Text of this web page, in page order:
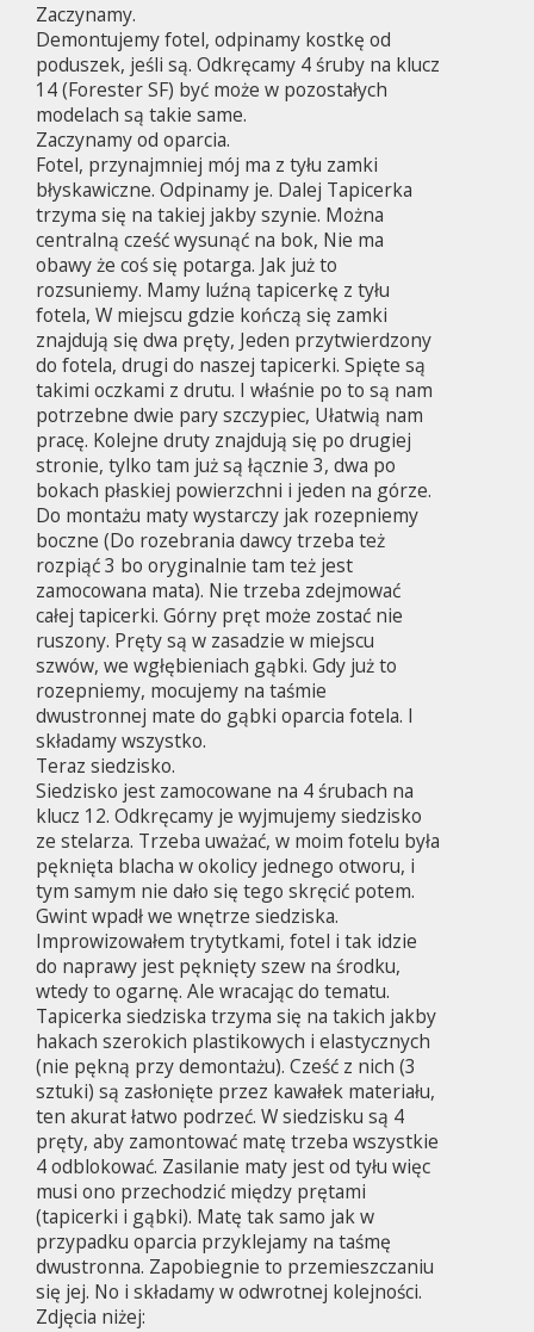
Zaczynamy.
Demontujemy fotel, odpinamy kostkę od
poduszek, jeśli są. Odkręcamy 4 śruby na klucz
14 (Forester SF) być może w pozostałych
modelach są takie same.
Zaczynamy od oparcia.
Fotel, przynajmniej mój ma z tyłu zamki
błyskawiczne. Odpinamy je. Dalej Tapicerka
trzyma się na takiej jakby szynie. Można
centralną cześć wysunąć na bok, Nie ma
obawy że coś się potarga. Jak już to
rozsuniemy. Mamy luźną tapicerkę z tyłu
fotela, W miejscu gdzie kończą się zamki
znajdują się dwa pręty, Jeden przytwierdzony
do fotela, drugi do naszej tapicerki. Spięte są
takimi oczkami z drutu. I właśnie po to są nam
potrzebne dwie pary szczypiec, Ułatwią nam
pracę. Kolejne druty znajdują się po drugiej
stronie, tylko tam już są łącznie 3, dwa po
bokach płaskiej powierzchni i jeden na górze.
Do montażu maty wystarczy jak rozepniemy
boczne (Do rozebrania dawcy trzeba też
rozpiąć 3 bo oryginalnie tam też jest
zamocowana mata). Nie trzeba zdejmować
całej tapicerki. Górny pręt może zostać nie
ruszony. Pręty są w zasadzie w miejscu
szwów, we wgłębieniach gąbki. Gdy już to
rozepniemy, mocujemy na taśmie
dwustronnej mate do gąbki oparcia fotela. I
składamy wszystko.
Teraz siedzisko.
Siedzisko jest zamocowane na 4 śrubach na
klucz 12. Odkręcamy je wyjmujemy siedzisko
ze stelarza. Trzeba uważać, w moim fotelu była
pęknięta blacha w okolicy jednego otworu, i
tym samym nie dało się tego skręcić potem.
Gwint wpadł we wnętrze siedziska.
Improwizowałem trytytkami, fotel i tak idzie
do naprawy jest pęknięty szew na środku,
wtedy to ogarnę. Ale wracając do tematu.
Tapicerka siedziska trzyma się na takich jakby
hakach szerokich plastikowych i elastycznych
(nie pękną przy demontażu). Cześć z nich (3
sztuki) są zasłonięte przez kawałek materiału,
ten akurat łatwo podrzeć. W siedzisku są 4
pręty, aby zamontować matę trzeba wszystkie
4 odblokować. Zasilanie maty jest od tyłu więc
musi ono przechodzić między prętami
(tapicerki i gąbki). Matę tak samo jak w
przypadku oparcia przyklejamy na taśmę
dwustronna. Zapobiegnie to przemieszczaniu
się jej. No i składamy w odwrotnej kolejności.
Zdjęcia niżej: